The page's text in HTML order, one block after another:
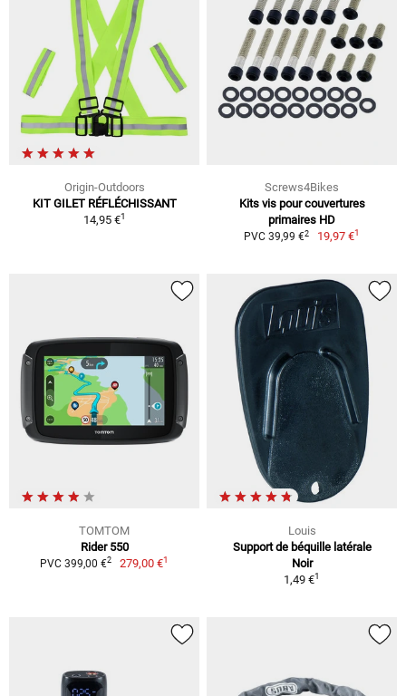
Origin-Outdoors
KIT GILET RÉFLÉCHISSANT
14,95 €1
Screws4Bikes
Kits vis pour couvertures
primaires HD
PVC 39,99 €2 19,97 €1
TOMTOM
Rider 550
PVC 399,00 €2 279,00 €1
Louis
Support de béquille latérale
Noir
1,49 €1